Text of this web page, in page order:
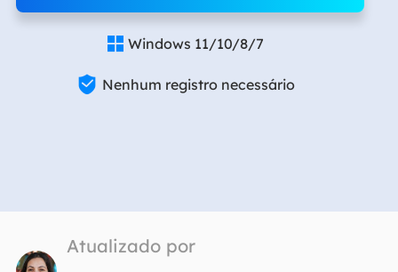
 Windows 11/10/8/7
 Nenhum registro necessário
Atualizado por